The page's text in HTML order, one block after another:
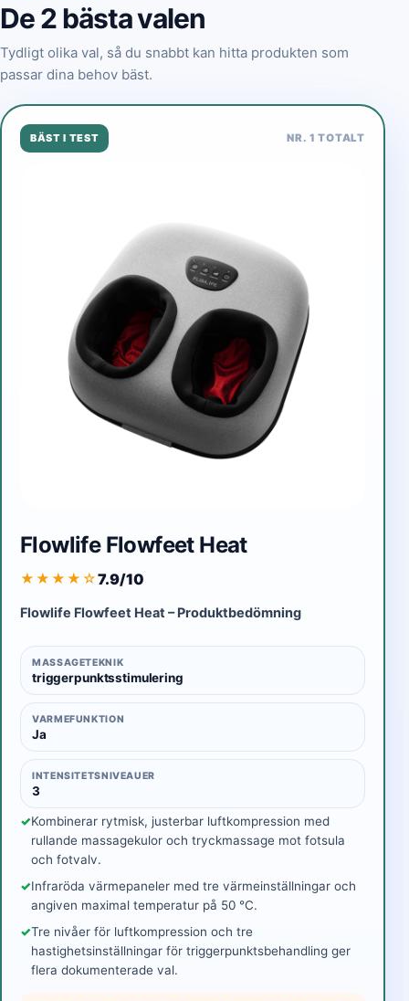
De 2 bästa valen
Tydligt olika val, så du snabbt kan hitta produkten som
passar dina behov bäst.
BÄST I TEST NR. 1 TOTALT
Flowlife Flowfeet Heat
★★★★ ☆7.9/10
Flowlife Flowfeet Heat – Produktbedömning
MASSAGETEKNIK
triggerpunktsstimulering
VARMEFUNKTION
Ja
INTENSITETSNIVEAUER
3
Kombinerar rytmisk, justerbar luftkompression med
rullande massagekulor och tryckmassage mot fotsula
och fotvalv.
Infraröda värmepaneler med tre värmeinställningar och
angiven maximal temperatur på 50 °C.
Tre nivåer för luftkompression och tre
hastighetsinställningar för triggerpunktsbehandling ger
flera dokumenterade val.